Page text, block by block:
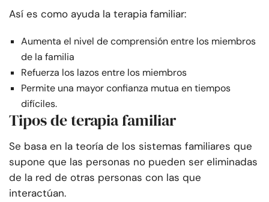
Así es como ayuda la terapia familiar:
Aumenta el nivel de comprensión entre los miembros
de la familia
Refuerza los lazos entre los miembros
Permite una mayor confianza mutua en tiempos
difíciles.
Tipos de terapia familiar
Se basa en la teoría de los sistemas familiares que
supone que las personas no pueden ser eliminadas
de la red de otras personas con las que
interactúan.